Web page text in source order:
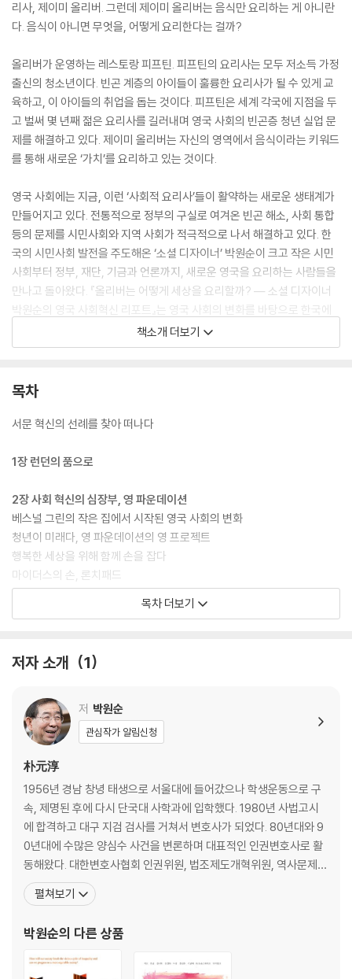
리사, 제이미 올리버. 그런데 제이미 올리버는 음식만 요리하는 게 아니란
다. 음식이 아니면 무엇을, 어떻게 요리한다는 걸까?
올리버가 운영하는 레스토랑 피프틴. 피프틴의 요리사는 모두 저소득 가정
출신의 청소년이다. 빈곤 계층의 아이들이 훌륭한 요리사가 될 수 있게 교
육하고, 이 아이들의 취업을 돕는 것이다. 피프틴은 세계 각국에 지점을 두
고 벌써 몇 년째 젊은 요리사를 길러내며 영국 사회의 빈곤층 청년 실업 문
제를 해결하고 있다. 제이미 올리버는 자신의 영역에서 음식이라는 키워드
를 통해 새로운 ‘가치’를 요리하고 있는 것이다.
영국 사회에는 지금, 이런 ‘사회적 요리사’들이 활약하는 새로운 생태계가
만들어지고 있다. 전통적으로 정부의 구실로 여겨온 빈곤 해소, 사회 통합
등의 문제를 시민사회와 지역 사회가 적극적으로 나서 해결하고 있다. 한
국의 시민사회 발전을 주도해온 ‘소셜 디자이너’ 박원순이 크고 작은 시민
사회부터 정부, 재단, 기금과 언론까지, 새로운 영국을 요리하는 사람들을
만나고 돌아왔다. 『올리버는 어떻게 세상을 요리할까? ― 소셜 디자이너
박원순의 영국 사회혁신 리포트』는 영국 사회의 변화를 바탕으로 한국에
서도 적용할 수 있는 다양한 사회혁신 사례를 들려준다.
면서, 한국의 시민사회와 사회적 기업, 지역 사회 활동을 고민하는 사람들
재단, 시민사회 등 각 영역이 따로 놀지 않고 유기적으로 맞물려 돌아갈 때
사회와 단체들이 당겨줄 때, 어느 하나 앞서가지 않고 사회 전체의 합의가
있는 놀이터가 만들어질 수 있다. 영국 시민사회를 구석구석 돌아다닌 저
자 박원순이 이 책에서 그려내는 영국 사회의 모습이 그것을 증명한다.
책소개 더보기
목차
서문 혁신의 선례를 찾아 떠나다
1장 런던의 품으로
2장 사회 혁신의 심장부, 영 파운데이션
베스널 그린의 작은 집에서 시작된 영국 사회의 변화
청년이 미래다, 영 파운데이션의 영 프로젝트
행복한 세상을 위해 함께 손을 잡다
마이더스의 손, 론치패드
감옥의 경제학 ㆍ 사회변화투자
나를 감동시켜 주세요 ㆍ 매직 미
모든 것을 배우고 가르친다 ㆍ 모든 것의 학교
사회적 기업을 탄생시키는 2박 3일
사회적 기업가를 키우는 학교
4장 진짜 실용 정부는 이런 것이다
영국 보수당의 친사회적 변신
보수당 시대를 준비하는 시민사회의 자세
5장 영국의 착한 기업은 모두 여기로 모인다
사회적 기업의 공식 창구, 사회적 기업 연합
6장 성공적인 사회적 기업들
노숙인이 주인인 노숙인 단체 ㆍ B.HUG
목차 더보기
저자 소개 1
저 박원순
관심작가 알림신청
朴元淳
1956년 경남 창녕 태생으로 서울대에 들어갔으나 학생운동으로 구
속, 제명된 후에 다시 단국대 사학과에 입학했다. 1980년 사법고시
에 합격하고 대구 지검 검사를 거쳐서 변호사가 되었다. 80년대와 9
0년대에 수많은 양심수 사건을 변론하며 대표적인 인권변호사로 활
동해왔다. 대한변호사협회 인권위원, 법조제도개혁위원, 역사문제연
구소 이사장, 한겨레신문 논설위원, 한국정신대대책협의회 자문위원
으로 활동한 것도 그 시대 박 변호사의 발자취이다. 90년대 초반에는
펼쳐보기
박원순의 다른 상품